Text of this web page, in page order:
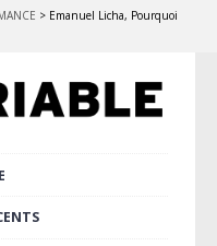
> Emanuel Licha, Pourquoi